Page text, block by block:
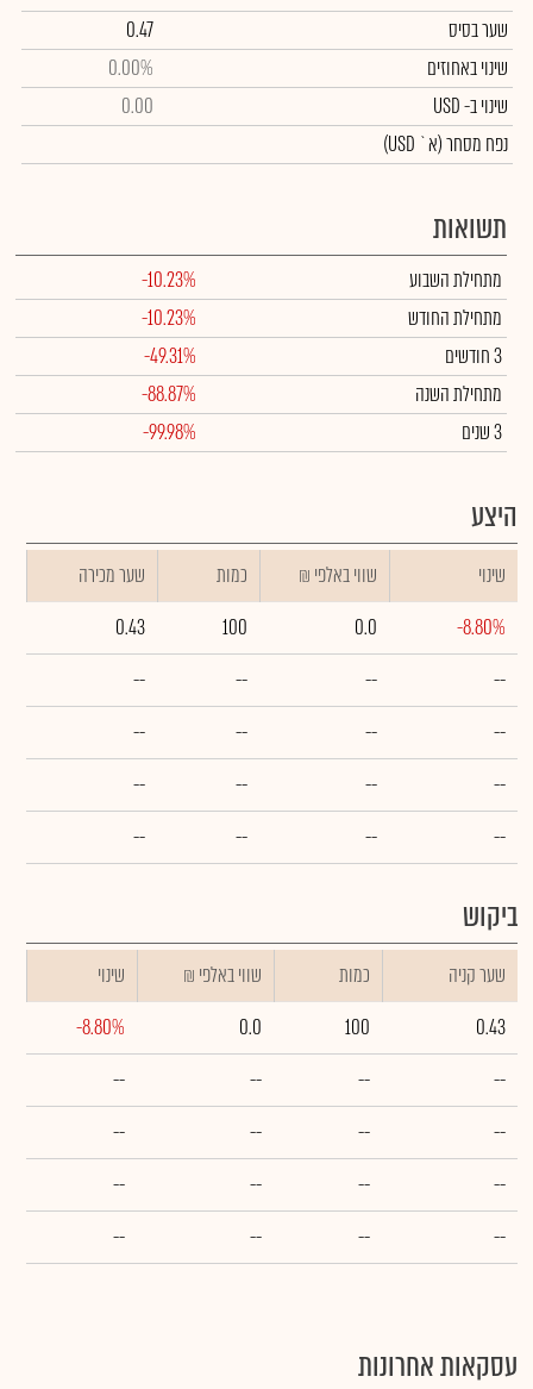
שער בסיס
0.47
שינוי באחוזים
0.00%
שינויב- USD
0.00
נפח מסחר(א` USD)
תשואות
מתחילת השבוע
-10.23%
מתחילת החודש
-10.23%
3 חודשים
-49.31%
מתחילת השנה
-88.87%
3 שנים
-99.98%
היצע
שינוי ₪ שווי באלפי כמות
שער מכירה
-8.80%
0.0
100
0.43
--
--
--
--
--
--
--
--
--
--
--
--
--
--
--
--
ביקוש
שער קניה כמות ₪ שווי באלפי
שינוי
0.43
100
0.0
-8.80%
--
--
--
--
--
--
--
--
--
--
--
--
--
--
--
--
עסקאות אחרונות